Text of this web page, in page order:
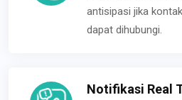
antisipasi jika
dapat dihubungi.
Notifikasi Real